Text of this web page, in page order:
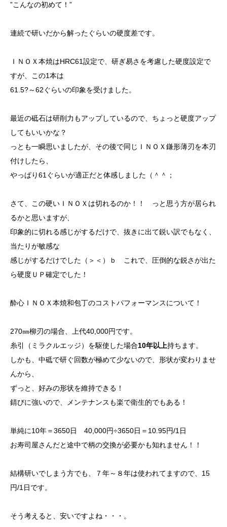
”こんなの初めて！”
連続で研いだから解ったぐらいの硬度差です。
ＩＮＯＸ本焼はHRC61設定で、研ぎ易さを考慮した硬度設定で
すが、この1本は
61.5?～62ぐらいの印象を受けました。
最近の砥石は研削力もアップしているので、ちょっと硬度アップ
してもいいかな？
っとも一瞬思いましたが、その後で同じＩＮＯＸ鎌形薄刃を本刃
付けしたら、
やっぱり61ぐらいが適正だと体感しました（＾＾；
さて、この硬いＩＮＯＸは切れるのか！！ っと思う方が居られ
るかと思いますが、
印象的に切れる感じがするだけで、抜きに出て鋭い訳でもなく、
当たりが敏感な
感じがするだけでした（＞＜）ｂ これで、圧倒的な鋭さが出た
ら硬度ＵＰ確定でした！
酔心ＩＮＯＸ本焼和包丁のコストパフォーマンスについて！
270㎜柳刃の場合、上代40,000円です。
糸引（ミラクルエッジ）を駆使した場合10年以上持ちます。
しかも、中砥で研ぐ回数が極めて少ないので、形状が変わりませ
んから、
ずっと、好みの形状を維持できる！
錆びに強いので、メンテナンスも楽で衛生的でもある！
単純に10年＝3650日 40,000円÷3650日＝10.95円/1日
お寿司屋さんだと途中で柄の交換が必要かも知れません！！
結構研いでしまう方でも、７年～８年は使われてますので、15
円/1日です。
そう考えると、安いですよね・・・。